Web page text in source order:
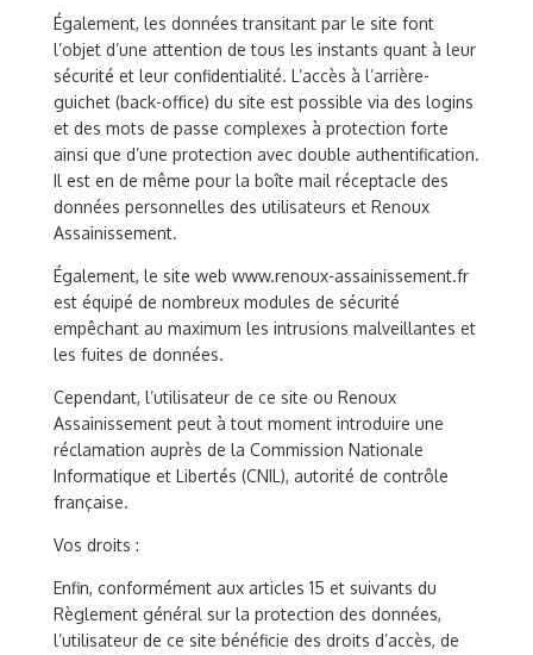
Également, les données transitant par le site font
l’objet d’une attention de tous les instants quant à leur
sécurité et leur confidentialité. L’accès à l’arrière-
guichet (back-office) du site est possible via des logins
et des mots de passe complexes à protection forte
ainsi que d’une protection avec double authentification.
Il est en de même pour la boîte mail réceptacle des
données personnelles des utilisateurs et Renoux
Assainissement.
Également, le site web www.renoux-assainissement.fr
est équipé de nombreux modules de sécurité
empêchant au maximum les intrusions malveillantes et
les fuites de données.
Cependant, l’utilisateur de ce site ou Renoux
Assainissement peut à tout moment introduire une
réclamation auprès de la Commission Nationale
Informatique et Libertés (CNIL), autorité de contrôle
française.
Vos droits :
Enfin, conformément aux articles 15 et suivants du
Règlement général sur la protection des données,
l’utilisateur de ce site bénéficie des droits d’accès, de